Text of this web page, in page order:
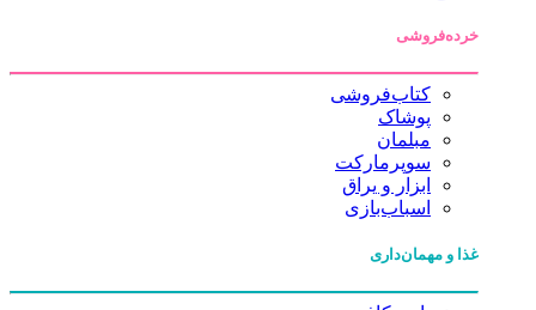
خرده‌فروشی
کتاب‌فروشی
پوشاک
مبلمان
سوپرمارکت
ابزار و یراق
اسباب‌بازی
غذا و مهمان‌داری